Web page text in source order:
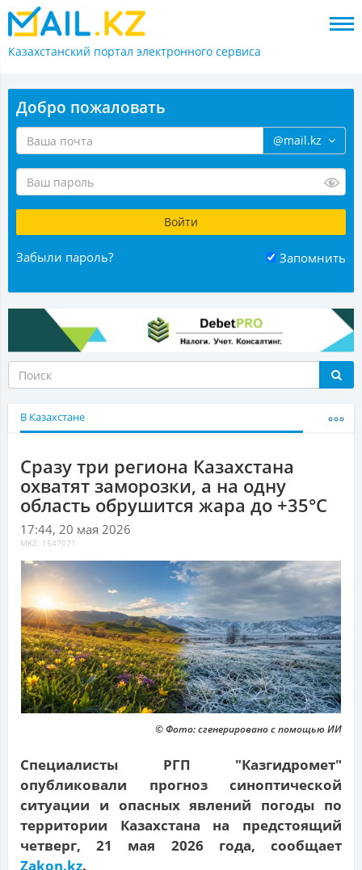
Казахстанский портал электронного сервиса
Добро пожаловать
@mail.kz
Забыли пароль? Запомнить
В Казахстане
Сразу три региона Казахстана
охватят заморозки, а на одну
область обрушится жара до +35°С
17:44, 20 мая 2026
MKZ: 1547071
© Фото: сгенерировано с помощью ИИ
Специалисты РГП "Казгидромет"
опубликовали прогноз синоптической
ситуации и опасных явлений погоды по
территории Казахстана на предстоящий
четверг, 21 мая 2026 года, сообщает
Zakon.kz.